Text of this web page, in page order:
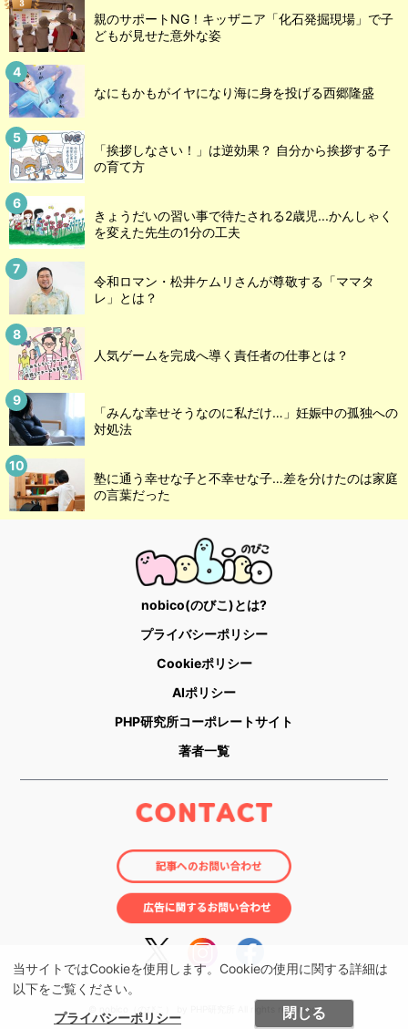
当サイトではCookieを使用します。Cookieの使用に関する詳細は
以下をご覧ください。
プライバシーポリシー
閉じる
親のサポートNG！キッザニア「化石発掘現場」で子
どもが見せた意外な姿
なにもかもがイヤになり海に身を投げる西郷隆盛
「挨拶しなさい！」は逆効果？ 自分から挨拶する子
の育て方
きょうだいの習い事で待たされる2歳児...かんしゃく
を変えた先生の1分の工夫
令和ロマン・松井ケムリさんが尊敬する「ママタ
レ」とは？
人気ゲームを完成へ導く責任者の仕事とは？
「みんな幸せそうなのに私だけ…」妊娠中の孤独への
対処法
塾に通う幸せな子と不幸せな子…差を分けたのは家庭
の言葉だった
nobico(のびこ)とは?
プライバシーポリシー
Cookieポリシー
AIポリシー
PHP研究所コーポレートサイト
著者一覧
© nobico（のびこ） by PHP研究所 All rights reserved.